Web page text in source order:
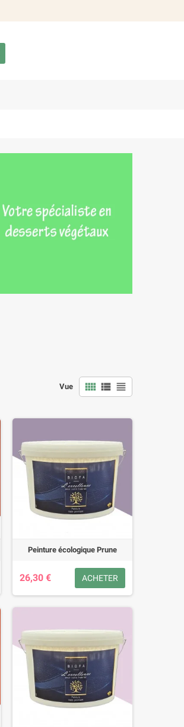
Vue   
Peinture écologique Prune
26,30 € ACHETER